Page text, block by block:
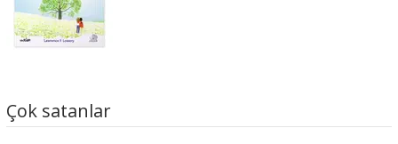
Çok satanlar